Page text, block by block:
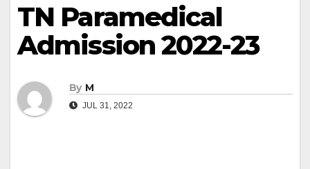
TN Paramedical
Admission 2022-23
By M
JUL 31, 2022